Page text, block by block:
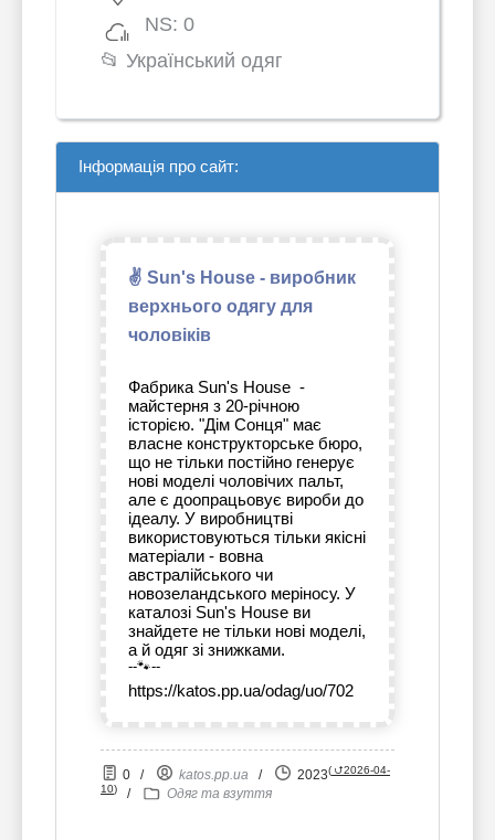
NS: 0
📂 Український одяг
Інформація про сайт:
✌ Sun's House - виробник
верхнього одягу для
чоловіків
Фабрика Sun's House -
майстерня з 20-річною
історією. "Дім Сонця" має
власне конструкторське бюро,
що не тільки постійно генерує
нові моделі чоловічих пальт,
але є доопрацьовує вироби до
ідеалу. У виробництві
використовуються тільки якісні
матеріали - вовна
австралійського чи
новозеландського меріносу. У
каталозі Sun's House ви
знайдете не тільки нові моделі,
а й одяг зі знижками.
--🐾--
https://katos.pp.ua/odag/uo/702
0 / katos.pp.ua / 2023( ⮍2026-04-
10) / Одяг та взуття